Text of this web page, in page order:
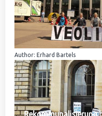
Author: Erhard Bartels
Rekommunalisierung